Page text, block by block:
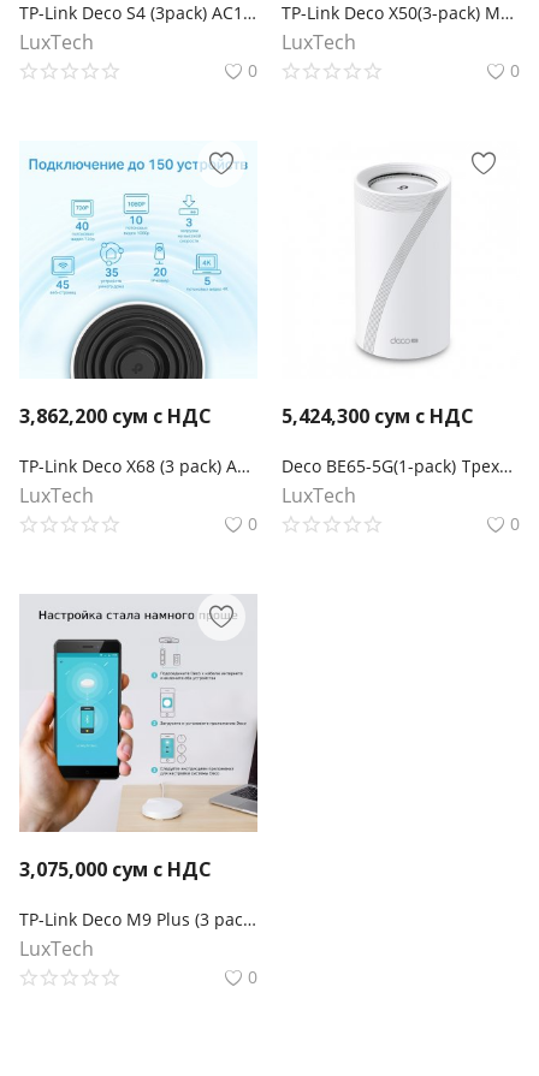
TP-Link Deco S4 (3pack) AC1200 Домашняя Mesh Wi-Fi система
LuxTech
0
TP-Link Deco X50(3-pack) Mesh-система AX3000
LuxTech
0
3,862,200 сум с НДС
TP-Link Deco X68 (3 pack) AX3600 Домашняя Mesh Wi‑Fi система
LuxTech
0
5,424,300 сум с НДС
Deco BE65-5G(1-pack) Трехдиапазонная Mesh-модуль Wi-Fi 7 BE11000 с поддержкой 5G
LuxTech
0
3,075,000 сум с НДС
TP-Link Deco M9 Plus (3 pack) AC2200 Mesh Wi-Fi система для умного дома
LuxTech
0